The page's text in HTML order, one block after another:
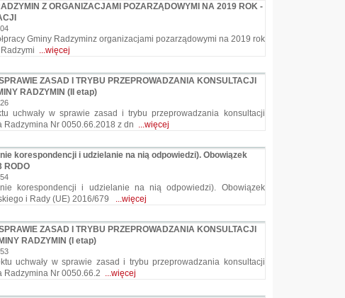
Z ORGANIZACJAMI POZARZĄDOWYMI NA 2019 ROK -
Gminy Radzyminz organizacjami pozarządowymi na 2019 rok
...więcej
ZASAD I TRYBU PRZEPROWADZANIA KONSULTACJI
RADZYMIN (II etap)
uchwały w sprawie zasad i trybu przeprowadzania konsultacji
Radzymina Nr 0050.66.2018 z dn ...więcej
korespondencji i udzielanie na nią odpowiedzi). Obowiązek
RODO
korespondencji i udzielanie na nią odpowiedzi). Obowiązek
i Rady (UE) 2016/679
...więcej
ZASAD I TRYBU PRZEPROWADZANIA KONSULTACJI
RADZYMIN (I etap)
uchwały w sprawie zasad i trybu przeprowadzania konsultacji
Radzymina Nr 0050.66.2 ...więcej